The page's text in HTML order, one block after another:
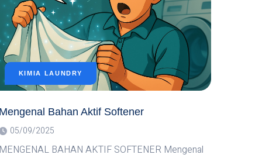
KIMIA LAUNDRY
Mengenal Bahan Aktif Softener
05/09/2025
MENGENAL BAHAN AKTIF SOFTENER Mengenal